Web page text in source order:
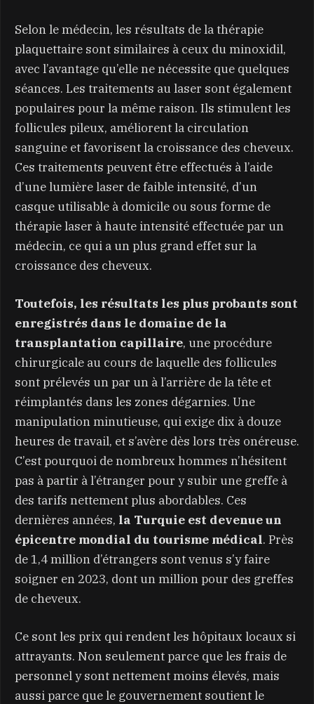
Selon le médecin, les résultats de la thérapie
plaquettaire sont similaires à ceux du minoxidil,
avec l’avantage qu’elle ne nécessite que quelques
séances. Les traitements au laser sont également
populaires pour la même raison. Ils stimulent les
follicules pileux, améliorent la circulation
sanguine et favorisent la croissance des cheveux.
Ces traitements peuvent être effectués à l’aide
d’une lumière laser de faible intensité, d’un
casque utilisable à domicile ou sous forme de
thérapie laser à haute intensité effectuée par un
médecin, ce qui a un plus grand effet sur la
croissance des cheveux.
Toutefois, les résultats les plus probants sont
enregistrés dans le domaine de la
transplantation capillaire, une procédure
chirurgicale au cours de laquelle des follicules
sont prélevés un par un à l’arrière de la tête et
réimplantés dans les zones dégarnies. Une
manipulation minutieuse, qui exige dix à douze
heures de travail, et s’avère dès lors très onéreuse.
C’est pourquoi de nombreux hommes n’hésitent
pas à partir à l’étranger pour y subir une greffe à
des tarifs nettement plus abordables. Ces
dernières années, la Turquie est devenue un
épicentre mondial du tourisme médical. Près
de 1,4 million d’étrangers sont venus s’y faire
soigner en 2023, dont un million pour des greffes
de cheveux.
Ce sont les prix qui rendent les hôpitaux locaux si
attrayants. Non seulement parce que les frais de
personnel y sont nettement moins élevés, mais
aussi parce que le gouvernement soutient le